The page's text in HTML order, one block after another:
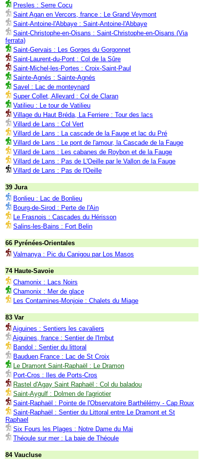
Presles : Serre Cocu
Saint Agan en Vercors, france : Le Grand Veymont
Saint-Antoine-l'Abbaye : Saint-Antoine-l'Abbaye
Saint-Christophe-en-Oisans : Saint-Christophe-en-Oisans (Via
ferrata)
Saint-Gervais : Les Gorges du Gorgonnet
Saint-Laurent-du-Pont : Col de la Sûre
Saint-Michel-les-Portes : Croix-Saint-Paul
Sainte-Agnés : Sainte-Agnés
Savel : Lac de monteynard
Super Collet, Allevard : Col de Claran
Vatilieu : Le tour de Vatilieu
Village du Haut Bréda, La Ferriere : Tour des lacs
Villard de Lans : Col Vert
Villard de Lans : La cascade de la Fauge et lac du Pré
Villard de Lans : Le pont de l'amour, la Cascade de la Fauge
Villard de Lans : Les cabanes de Roybon et de la Fauge
Villard de Lans : Pas de L'Oeille par le Vallon de la Fauge
Villard de Lans : Pas de l'Oeille
39 Jura
Bonlieu : Lac de Bonlieu
Bourg-de-Sirod : Perte de l'Ain
Le Frasnois : Cascades du Hérisson
Salins-les-Bains : Fort Belin
66 Pyrénées-Orientales
Valmanya : Pic du Canigou par Los Masos
74 Haute-Savoie
Chamonix : Lacs Noirs
Chamonix : Mer de glace
Les Contamines-Monjoie : Chalets du Miage
83 Var
Aiguines : Sentiers les cavaliers
Aiguines, france : Sentier de l'Imbut
Bandol : Sentier du littoral
Bauduen,France : Lac de St Croix
Le Dramont Saint-Raphaël : Le Dramon
Port-Cros : Iles de Ports-Cros
Rastel d'Agay Saint Raphaël : Col du baladou
Saint-Aygulf : Dolmen de l'agriotier
Saint-Raphaël : Pointe de l'Observatoire Barthélémy - Cap Roux
Saint-Raphaël : Sentier du Littoral entre Le Dramont et St
Raphael
Six Fours les Plages : Notre Dame du Mai
Théoule sur mer : La baie de Théoule
84 Vaucluse